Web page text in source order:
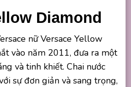
Diamond
nữ Versace Yellow
vào năm 2011, đưa ra một
và tinh khiết. Chai nước
sự đơn giản và sang trọng,